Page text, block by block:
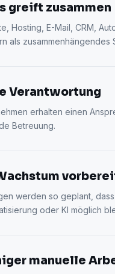
greift zusammen
Hosting, E-Mail, CRM,
als zusammenhängendes
Verantwortung
erhalten einen
Betreuung.
werden so geplant,
oder KI möglich
manuelle